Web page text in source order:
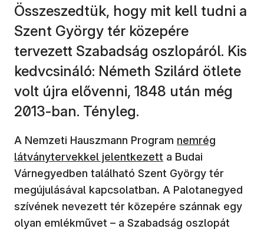
Összeszedtük, hogy mit kell tudni a
Szent György tér közepére
tervezett Szabadság oszlopáról. Kis
kedvcsináló: Németh Szilárd ötlete
volt újra elővenni, 1848 után még
2013-ban. Tényleg.
A Nemzeti Hauszmann Program nemrég
látványtervekkel jelentkezett a Budai
Várnegyedben található Szent György tér
megújulásával kapcsolatban. A Palotanegyed
szívének nevezett tér közepére szánnak egy
olyan emlékművet – a Szabadság oszlopát